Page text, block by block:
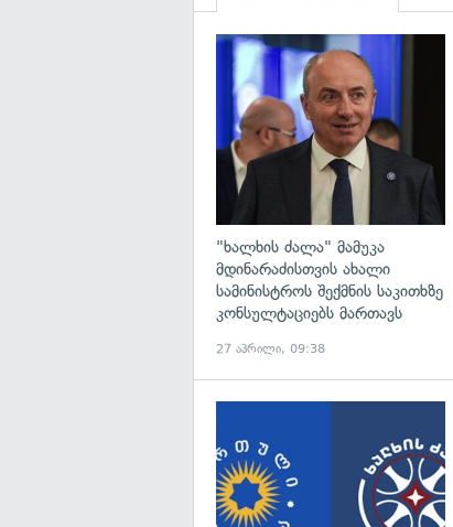
"ხალხის ძალა" მამუკა
მდინარაძისთვის ახალი
სამინისტროს შექმნის საკითხზე
კონსულტაციებს მართავს
27 აპრილი, 09:38